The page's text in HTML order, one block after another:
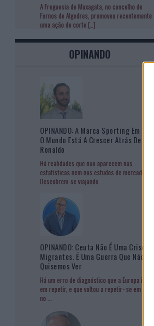
A Freguesia de Muxagata, no concelho de
Fornos de Algodres, promoveu recentemente
uma ação de corte […]
OPINANDO
OPINANDO: A Marca Sporting Em Todo
O Mundo Está A Crescer Atrás De
Ronaldo
Há realidades que não aparecem nas
estatísticas nem nos estudos de mercado.
Descobrem-se viajando. ...
OPINANDO: Ceuta Não É Uma Crise De
Migrantes. É Uma Guerra Que Não
Quisemos Ver
Há um erro de diagnóstico que a Europa insiste
em repetir, e que voltou a repetir- se em Ceuta
no ...